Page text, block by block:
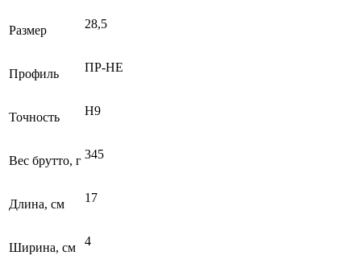
Размер 28,5
Профиль ПР-НЕ
Точность H9
Вес брутто, г 345
Длина, см 17
Ширина, см 4